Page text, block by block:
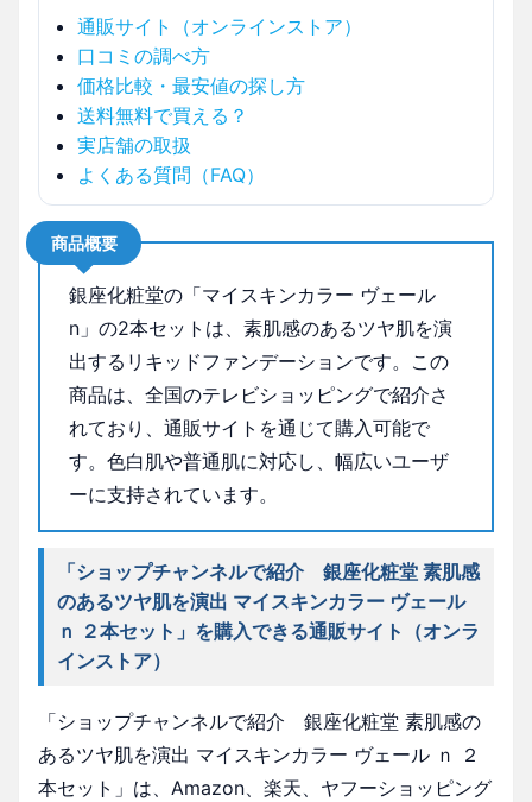
通販サイト（オンラインストア）
口コミの調べ方
価格比較・最安値の探し方
送料無料で買える？
実店舗の取扱
よくある質問（FAQ）
商品概要
銀座化粧堂の「マイスキンカラー ヴェール
n」の2本セットは、素肌感のあるツヤ肌を演
出するリキッドファンデーションです。この
商品は、全国のテレビショッピングで紹介さ
れており、通販サイトを通じて購入可能で
す。色白肌や普通肌に対応し、幅広いユーザ
ーに支持されています。
「ショップチャンネルで紹介 銀座化粧堂 素肌感
のあるツヤ肌を演出 マイスキンカラー ヴェール
ｎ ２本セット」を購入できる通販サイト（オンラ
インストア）
「ショップチャンネルで紹介 銀座化粧堂 素肌感の
あるツヤ肌を演出 マイスキンカラー ヴェール ｎ ２
本セット」は、Amazon、楽天、ヤフーショッピング